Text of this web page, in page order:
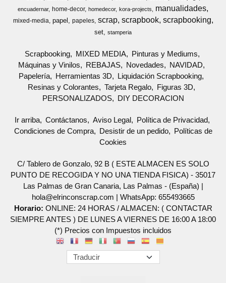
encuadernar
home-decor homedecor kora-projects manualidades
mixed-media papel papeles scrap scrapbook scrapbooking
set stamperia
Scrapbooking MIXED MEDIA
Pinturas y Mediums
Máquinas y Vinilos
REBAJAS Novedades
NAVIDAD
Papelería
Herramientas 3D
Liquidación Scrapbooking
Resinas y Colorantes
Tarjeta Regalo
Figuras 3D
PERSONALIZADOS
DIY DECORACION
Ir arriba Contáctanos Aviso Legal
Política de Privacidad
Condiciones de Compra
Desistir de un pedido
Políticas de
Cookies
C/ Tablero de Gonzalo, 92 B ( ESTE ALMACEN ES SOLO
PUNTO DE RECOGIDA Y NO UNA TIENDA FISICA) - 35017
Las Palmas de Gran Canaria, Las Palmas - (España) |
hola@elrinconscrap.com | WhatsApp: 655493665
Horario: ONLINE: 24 HORAS / ALMACEN: ( CONTACTAR
SIEMPRE ANTES ) DE LUNES A VIERNES DE 16:00 A 18:00
(*) Precios con Impuestos incluidos